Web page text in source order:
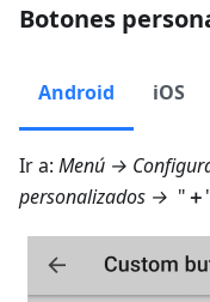
Botones
Android iOS
Ir a: Menú →
personalizados → " ＋